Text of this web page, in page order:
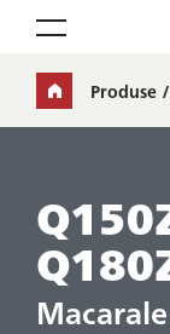
Toggle
Produse